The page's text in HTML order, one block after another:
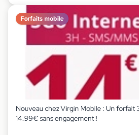
Forfaits mobile
Nouveau chez Virgin Mobile : Un forfait
14.99€ sans engagement !